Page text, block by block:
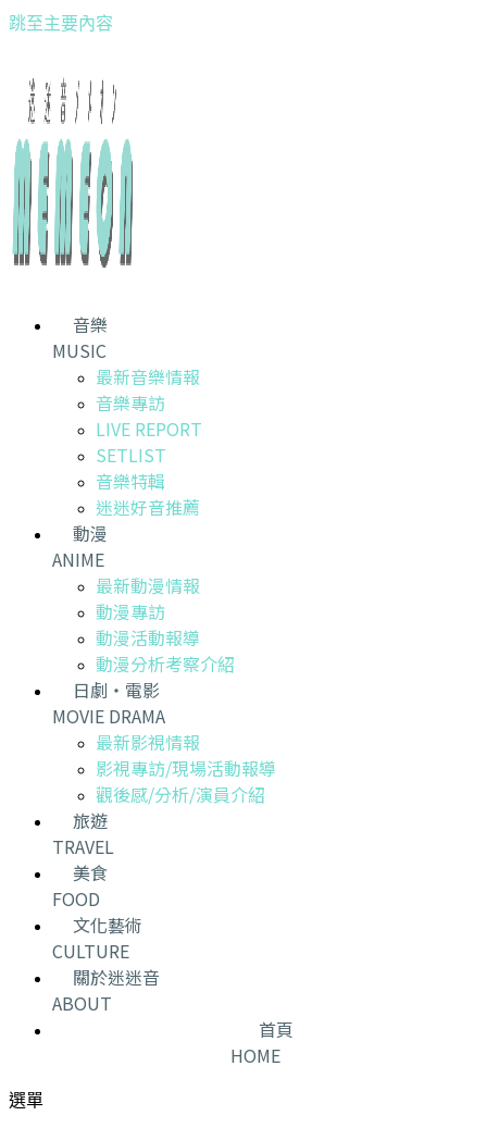
跳至主要內容
音樂
MUSIC
最新音樂情報
音樂專訪
LIVE REPORT
SETLIST
音樂特輯
迷迷好音推薦
動漫
ANIME
最新動漫情報
動漫專訪
動漫活動報導
動漫分析考察介紹
日劇・電影
MOVIE DRAMA
最新影視情報
影視專訪/現場活動報導
觀後感/分析/演員介紹
旅遊
TRAVEL
美食
FOOD
文化藝術
CULTURE
關於迷迷音
ABOUT
首頁
HOME
選單